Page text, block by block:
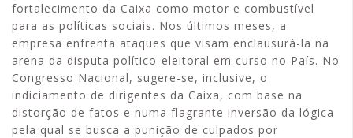
fortalecimento da Caixa como motor e combustível
para as políticas sociais. Nos últimos meses, a
empresa enfrenta ataques que visam enclausurá-la na
arena da disputa político-eleitoral em curso no País. No
Congresso Nacional, sugere-se, inclusive, o
indiciamento de dirigentes da Caixa, com base na
distorção de fatos e numa flagrante inversão da lógica
pela qual se busca a punição de culpados por